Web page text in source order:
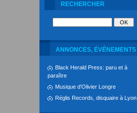
RECHERCHER
ANNONCES, ÉVÉNEMENTS
Black Herald Press: paru et à
paraître
Musique d'Olivier Longre
Réglis Records, disquaire à Lyon